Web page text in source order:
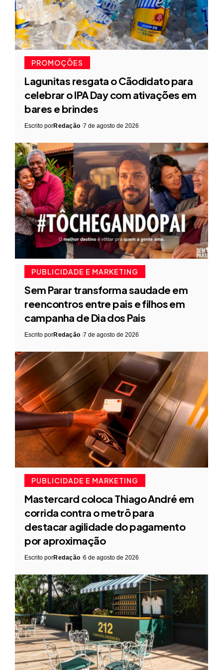
PROMOÇÕES
Lagunitas resgata o Cãodidato para
celebrar o IPA Day com ativações em
bares e brindes
Escrito porRedação 7 de agosto de 2026
PUBLICIDADE E MARKETING
Sem Parar transforma saudade em
reencontros entre pais e filhos em
campanha de Dia dos Pais
Escrito porRedação 7 de agosto de 2026
PUBLICIDADE E MARKETING
Mastercard coloca Thiago André em
corrida contra o metrô para
destacar agilidade do pagamento
por aproximação
Escrito porRedação 6 de agosto de 2026